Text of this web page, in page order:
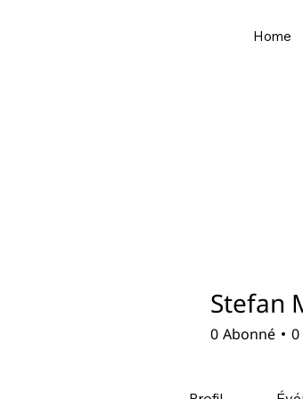
Home
Stefan
0 Abonné 0